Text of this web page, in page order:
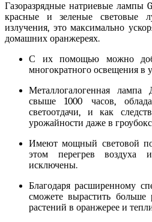
Газоразрядные натриевые лампы
красные и зеленые световые
излучения, это максимально
домашних оранжереях.
С их помощью можно
многократного освещения в
Металлогалогенная лампа
свыше 1000 часов,
светоотдачи, и как
урожайности даже в
Имеют мощный световой
этом перегрев воздуха
исключены.
Благодаря расширенному
сможете вырастить больше
растений в оранжерее и